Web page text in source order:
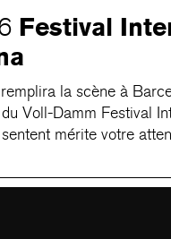
Festival
la scène à
Voll-Damm Festival
sentent mérite votre